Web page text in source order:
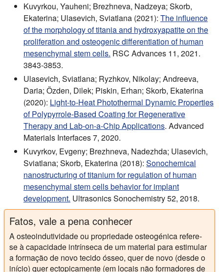
Kuvyrkou, Yauheni; Brezhneva, Nadzeya; Skorb,
Ekaterina; Ulasevich, Sviatlana (2021): The influence
of the morphology of titania and hydroxyapatite on the
proliferation and osteogenic differentiation of human
mesenchymal stem cells. RSC Advances 11, 2021.
3843-3853.
Ulasevich, Sviatlana; Ryzhkov, Nikolay; Andreeva,
Daria; Özden, Dilek; Piskin, Erhan; Skorb, Ekaterina
(2020): Light-to-Heat Photothermal Dynamic Properties
of Polypyrrole-Based Coating for Regenerative
Therapy and Lab-on-a-Chip Applications. Advanced
Materials Interfaces 7, 2020.
Kuvyrkov, Evgeny; Brezhneva, Nadezhda; Ulasevich,
Sviatlana; Skorb, Ekaterina (2018): Sonochemical
nanostructuring of titanium for regulation of human
mesenchymal stem cells behavior for implant
development. Ultrasonics Sonochemistry 52, 2018.
Fatos, vale a pena conhecer
A osteoindutividade ou propriedade osteogénica refere-
se à capacidade intrínseca de um material para estimular
a formação de novo tecido ósseo, quer de novo (desde o
início) quer ectopicamente (em locais não formadores de